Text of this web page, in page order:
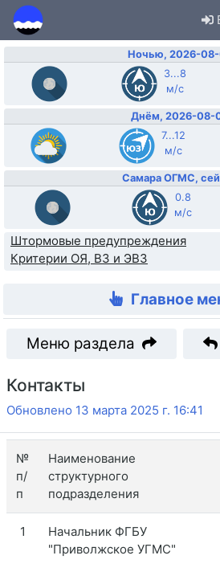
Ночью, 2026-
3...8
м/с
Днём, 2026-08-
7...12
м/с
Самара ОГМС,
0.8
м/с
Штормовые предупреждения
Критерии ОЯ, ВЗ и ЭВЗ
Главное
Меню раздела
Контакты
Обновлено 13 марта 2025 г. 16:41
№
п/
п
Наименование
структурного
подразделения
1
Начальник ФГБУ
"Приволжское УГМС"